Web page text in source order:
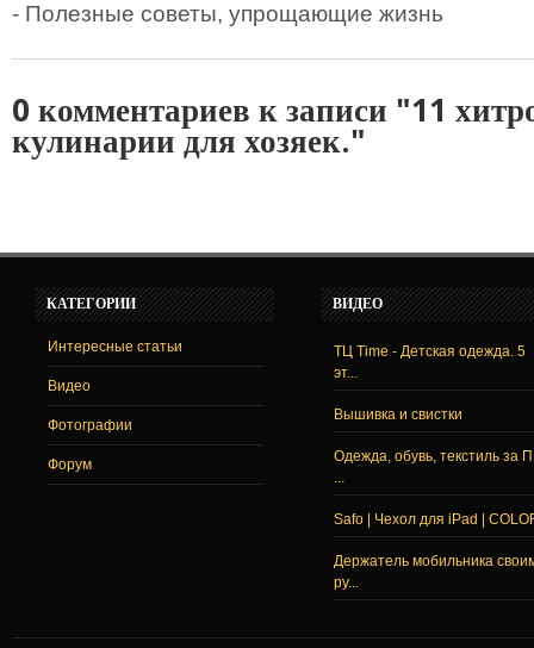
- Полезные советы, упрощающие жизнь
0 комментариев к записи "11
кулинарии для хозяек."
КАТЕГОРИИ
Интересные статьи
Видео
Фотографии
Форум
ВИДЕО
ТЦ Time - Детская одежда. 5
эт...
Вышивка и свистки
Одежда, обувь, текстиль за
...
Safo | Чехол для iPad |
Держатель мобильника
ру...